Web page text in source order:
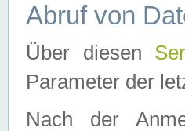
Abruf von
Über diesen
Parameter der
Nach der